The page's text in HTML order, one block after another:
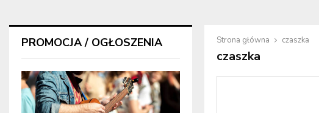
Strona główna czaszka
czaszka
PROMOCJA / OGŁOSZENIA